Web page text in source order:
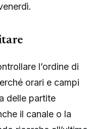
l’ordine di
orari e campi
delle partite
il canale o la